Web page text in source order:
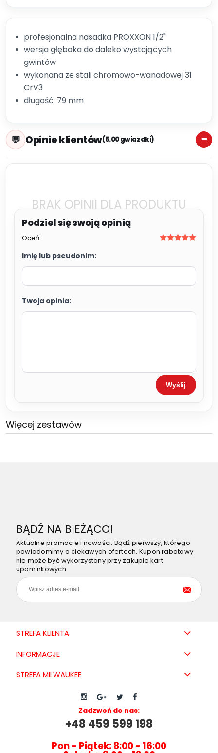
profesjonalna nasadka PROXXON 1/2"
wersja głęboka do daleko wystających
gwintów
wykonana ze stali chromowo-wanadowej 31
CrV3
długość: 79 mm
Opinie klientów(5.00 gwiazdki)
BRAK OPINII DLA PRODUKTU
Oceń:
Imię lub pseudonim:
Twoja opinia:
Wyślij
Więcej zestawów
BĄDŹ NA BIEŻĄCO!
Aktualne promocje i nowości. Bądź pierwszy, którego
powiadomimy o ciekawych ofertach. Kupon rabatowy
nie może być wykorzystany przy zakupie kart
upominkowych
STREFA KLIENTA
INFORMACJE
STREFA MILWAUKEE
Zadzwoń do nas:
+48 459 599 198
Pon - Piątek: 8:00 - 16:00